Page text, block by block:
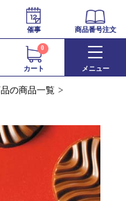
催事 商品番号注文
カート
0
メニュー
の商品一覧